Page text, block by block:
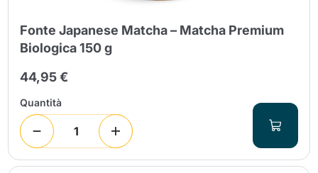
Fonte Japanese Matcha – Matcha Premium
Biologica 150 g
44,95 €
Quantità